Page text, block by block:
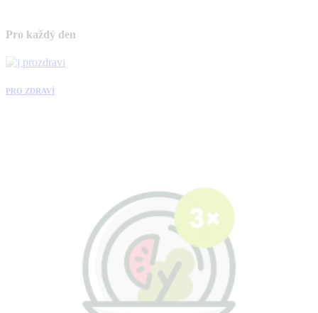
Pro každý den
PRO ZDRAVÍ